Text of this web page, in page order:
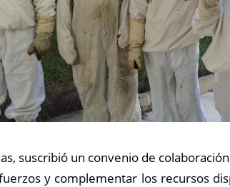
suscribió un convenio de
y complementar los recursos